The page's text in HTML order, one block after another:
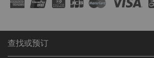
查找或预订